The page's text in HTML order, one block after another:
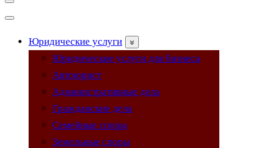
Меню
навигации
Меню
Юридические услуги
Юридические услуги для бизнеса
Автоюрист
Административные дела
Гражданские дела
Семейные споры
Земельные споры